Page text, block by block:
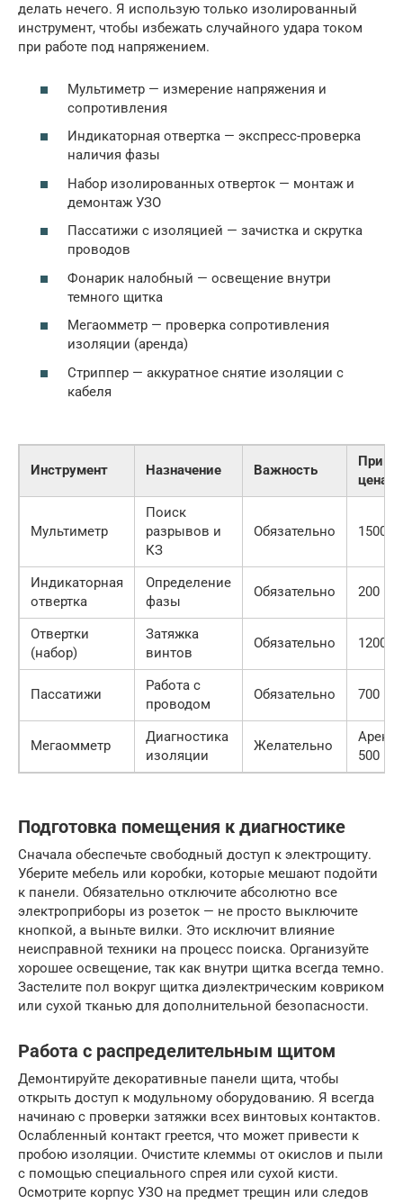
делать нечего. Я использую только изолированный
инструмент, чтобы избежать случайного удара током
при работе под напряжением.
Мультиметр — измерение напряжения и
сопротивления
Индикаторная отвертка — экспресс-проверка
наличия фазы
Набор изолированных отверток — монтаж и
демонтаж УЗО
Пассатижи с изоляцией — зачистка и скрутка
проводов
Фонарик налобный — освещение внутри
темного щитка
Мегаомметр — проверка сопротивления
изоляции (аренда)
Стриппер — аккуратное снятие изоляции с
кабеля
Инструмент Назначение Важность
цена
Мультиметр
Поиск
разрывов и
КЗ
Обязательно 1500
Индикаторная
отвертка
Определение
фазы
Обязательно 200
Отвертки
(набор)
Затяжка
винтов
Обязательно 1200
Пассатижи
Работа с
проводом
Обязательно 700
Мегаомметр
Диагностика
изоляции
Желательно
500 р/
Подготовка помещения к диагностике
Сначала обеспечьте свободный доступ к электрощиту.
Уберите мебель или коробки, которые мешают подойти
к панели. Обязательно отключите абсолютно все
электроприборы из розеток — не просто выключите
кнопкой, а выньте вилки. Это исключит влияние
неисправной техники на процесс поиска. Организуйте
хорошее освещение, так как внутри щитка всегда темно.
Застелите пол вокруг щитка диэлектрическим ковриком
или сухой тканью для дополнительной безопасности.
Работа с распределительным щитом
Демонтируйте декоративные панели щита, чтобы
открыть доступ к модульному оборудованию. Я всегда
начинаю с проверки затяжки всех винтовых контактов.
Ослабленный контакт греется, что может привести к
пробою изоляции. Очистите клеммы от окислов и пыли
с помощью специального спрея или сухой кисти.
Осмотрите корпус УЗО на предмет трещин или следов